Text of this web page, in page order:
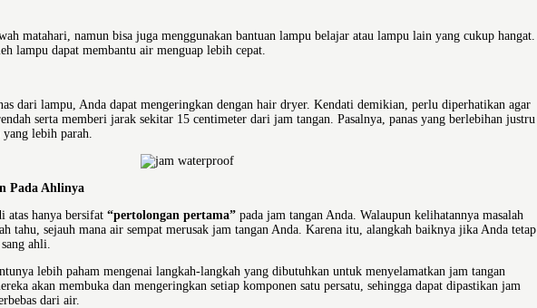
matahari, namun bisa juga menggunakan bantuan lampu belajar atau lampu lain yang cukup hangat.
lampu dapat membantu air menguap lebih cepat.
dari lampu, Anda dapat mengeringkan dengan hair dryer. Kendati demikian, perlu diperhatikan agar
serta memberi jarak sekitar 15 centimeter dari jam tangan. Pasalnya, panas yang berlebihan justru
lebih parah.
Pada Ahlinya
atas hanya bersifat “pertolongan pertama” pada jam tangan Anda. Walaupun kelihatannya masalah
tahu, sejauh mana air sempat merusak jam tangan Anda. Karena itu, alangkah baiknya jika Anda tetap
ahli.
lebih paham mengenai langkah-langkah yang dibutuhkan untuk menyelamatkan jam tangan
akan membuka dan mengeringkan setiap komponen satu persatu, sehingga dapat dipastikan jam
dari air.